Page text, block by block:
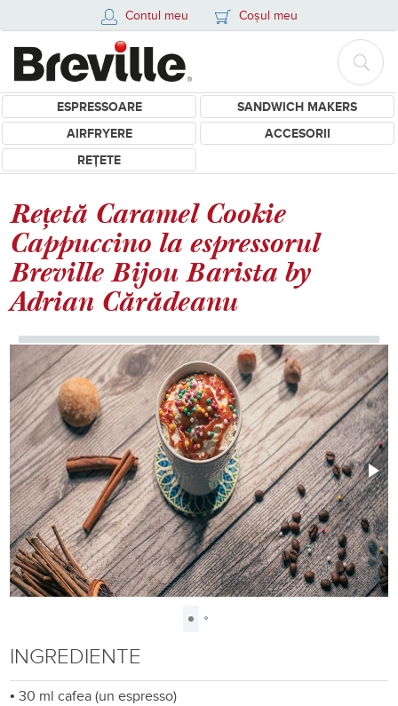
Contul meu Coșul meu
ESPRESSOARE
SANDWICH MAKERS
AIRFRYERE
ACCESORII
REȚETE
Rețetă Caramel Cookie
Cappuccino la espressorul
Breville Bijou Barista by
Adrian Cărădeanu
INGREDIENTE
•30 ml cafea (un espresso)